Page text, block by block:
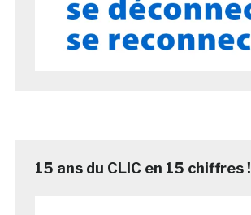
15 ans du CLIC en 15 chiffres !